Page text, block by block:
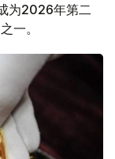
为2026年第二
一。